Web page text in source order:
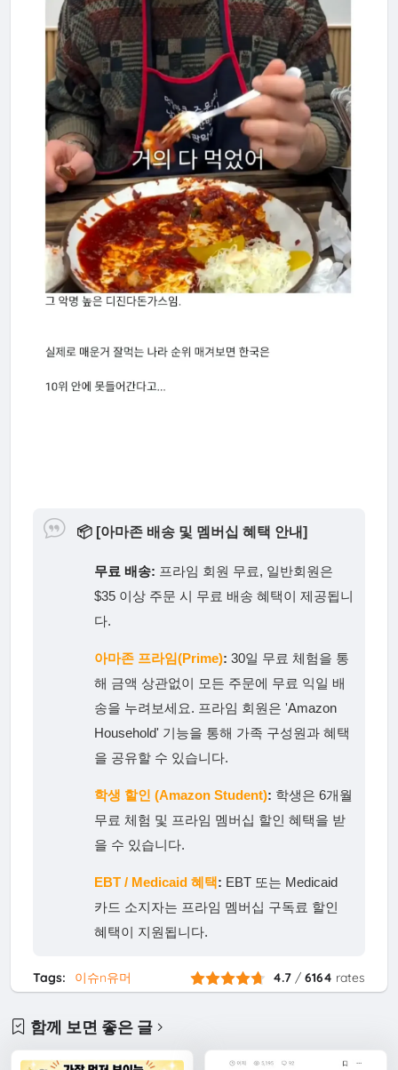
📦 [아마존 배송 및 멤버십 혜택 안내]
무료 배송: 프라임 회원 무료, 일반회원은
$35 이상 주문 시 무료 배송 혜택이 제공됩니
다.
아마존 프라임(Prime): 30일 무료 체험을 통
해 금액 상관없이 모든 주문에 무료 익일 배
송을 누려보세요. 프라임 회원은 'Amazon
Household' 기능을 통해 가족 구성원과 혜택
을 공유할 수 있습니다.
학생 할인 (Amazon Student): 학생은 6개월
무료 체험 및 프라임 멤버십 할인 혜택을 받
을 수 있습니다.
EBT / Medicaid 혜택: EBT 또는 Medicaid
카드 소지자는 프라임 멤버십 구독료 할인
혜택이 지원됩니다.
Tags: 이슈n유머 4.7 /6164 rates
함께 보면 좋은 글